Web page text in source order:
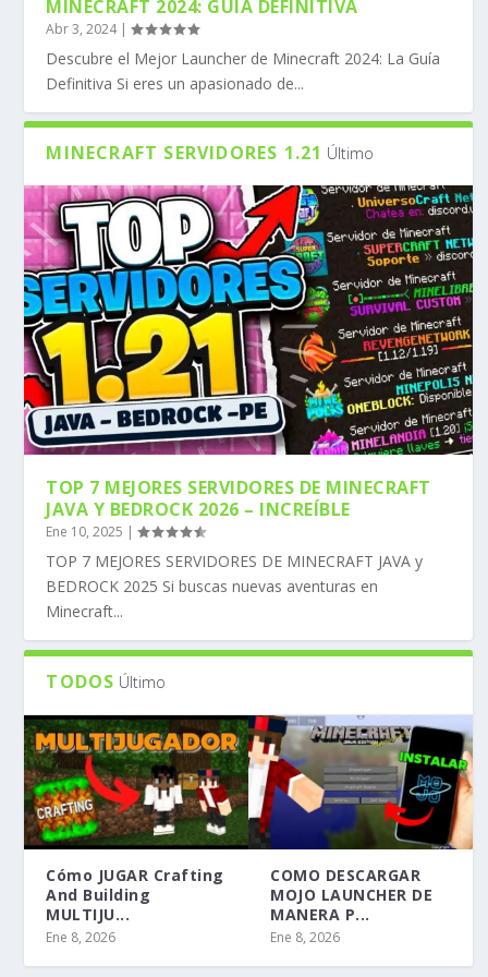
MINECRAFT 2024: GUÍA DEFINITIVA
Abr 3, 2024|
Descubre el Mejor Launcher de Minecraft 2024: La Guía
Definitiva Si eres un apasionado de...
MINECRAFT SERVIDORES 1.21 Último
TOP 7 MEJORES SERVIDORES DE MINECRAFT
JAVA Y BEDROCK 2026 – INCREÍBLE
Ene 10, 2025 |
TOP 7 MEJORES SERVIDORES DE MINECRAFT JAVA y
BEDROCK 2025 Si buscas nuevas aventuras en
Minecraft...
TODOS Último
Cómo JUGAR Crafting
And Building
MULTIJU...
Ene 8, 2026
COMO DESCARGAR
MOJO LAUNCHER DE
MANERA P...
Ene 8, 2026